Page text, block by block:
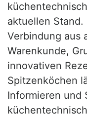
aktuellen
Verbindung aus
Warenkunde,
innovativen
Spitzenköchen
Informieren und